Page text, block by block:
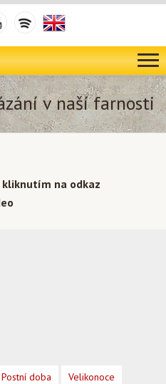
v naší farnosti
na odkaz
Postní doba Velikonoce